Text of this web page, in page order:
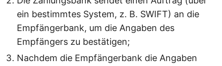
ein bestimmtes System, z. B. SWIFT) an die
Empfängerbank, um die Angaben des
Empfängers zu bestätigen;
Nachdem die Empfängerbank die Angaben